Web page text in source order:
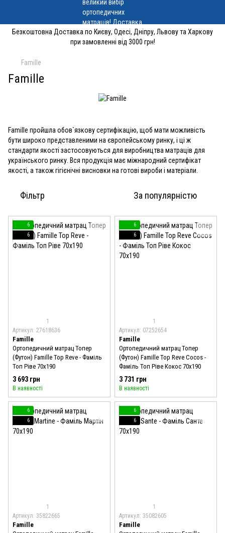
Безкоштовна Доставка по Києву, Одесі, Дніпру, Львову та Харкову
при замовленні від 3000 грн!
Famille
Famille
Famille пройшла обов`язкову сертифікацію, щоб мати можливість
бути широко представленими на європейському ринку, і ці ж
стандарти якості застосовуються для виробництва матраців для
українського ринку. Вся продукція має міжнародний сертифікат
якості, а також гігієнічні висновки на готові вироби і матеріали.
Фільтр За популярністю
6
6
1
Артикул: 27618636
Famille
Ортопедичний матрац Топер
(Футон) Famille Top Reve - Фаміль
Топ Ріве 70x190
3 693 грн
В наявності
6
6
1
Артикул: 07252654
Famille
Ортопедичний матрац Топер
(Футон) Famille Top Reve Cocos -
Фаміль Топ Ріве Кокос 70x190
3 731 грн
В наявності
6
6
1
Артикул: 35822665
Famille
6
6
1
Артикул: 35082605
Famille